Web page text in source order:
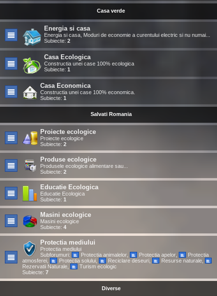
Casa verde
Energia si casa
Energia si casa, Moduri de economie a curentului electric si nu numai...
Subiecte: 2
Casa Ecologica
Constructia unei case 100% ecologica
Subiecte: 1
Casa Economica
Constructia unei case 100% economica.
Subiecte: 1
Salvati Romania
Proiecte ecologice
Proiecte ecologice
Subiecte: 2
Produse ecologice
Produsele ecologice alimentare sau...
Subiecte: 2
Educatie Ecologica
Educatie Ecologica
Subiecte: 1
Masini ecologice
Masini ecologice
Subiecte: 4
Protectia mediului
Protectia mediului
Subforumuri:
Protectia animalelor, Protectia apelor,
Protectia
atmosferei
Protectia solului, Reciclare deseuri, Resurse naturale,
Rezervatii Naturale
Turism ecologic
Subiecte: 7
Diverse